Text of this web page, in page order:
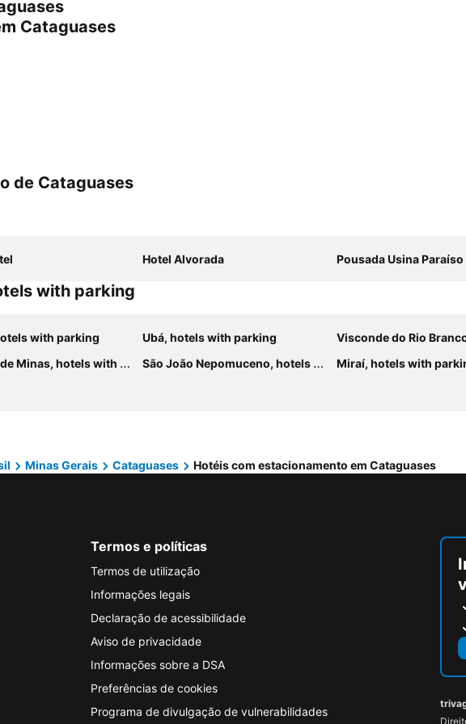
Cataguases
de Cataguases
Hotel Alvorada Pousada Usina Paraíso
with parking
with parking Ubá, hotels with parking
Visconde do Rio Branco, hotels
hotels with parking São João Nepomuceno, hotels with parking
Miraí, hotels with
Minas Gerais Cataguases Hotéis com estacionamento em Cataguases
Termos e políticas
Termos de utilização
Informações legais
Declaração de acessibilidade
Aviso de privacidade
Informações sobre a DSA
Preferências de cookies
Programa de divulgação de vulnerabilidades